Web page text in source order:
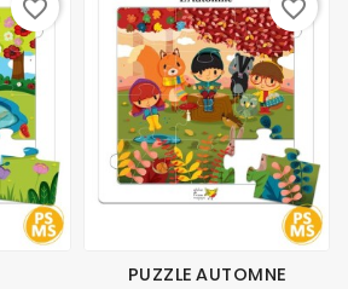
favorite_border
PUZZLE AUTOMNE
favorite_border